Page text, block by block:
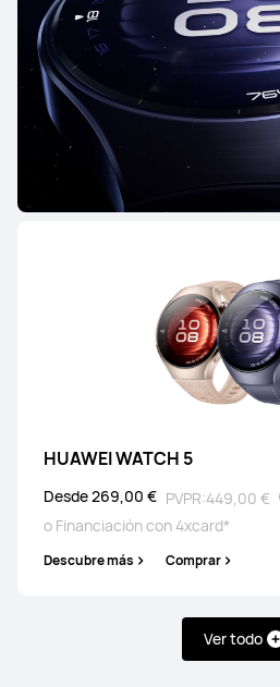
HUAWEI WATCH 5
Desde 269,00 € PVPR:449,00 €
o Financiación con 4xcard*
Descubre más Comprar
Ver todo